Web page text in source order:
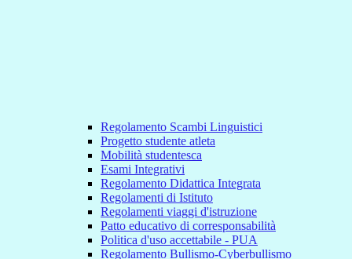
Regolamento Scambi Linguistici
Progetto studente atleta
Mobilità studentesca
Esami Integrativi
Regolamento Didattica Integrata
Regolamenti di Istituto
Regolamenti viaggi d'istruzione
Patto educativo di corresponsabilità
Politica d'uso accettabile - PUA
Regolamento Bullismo-Cyberbullismo